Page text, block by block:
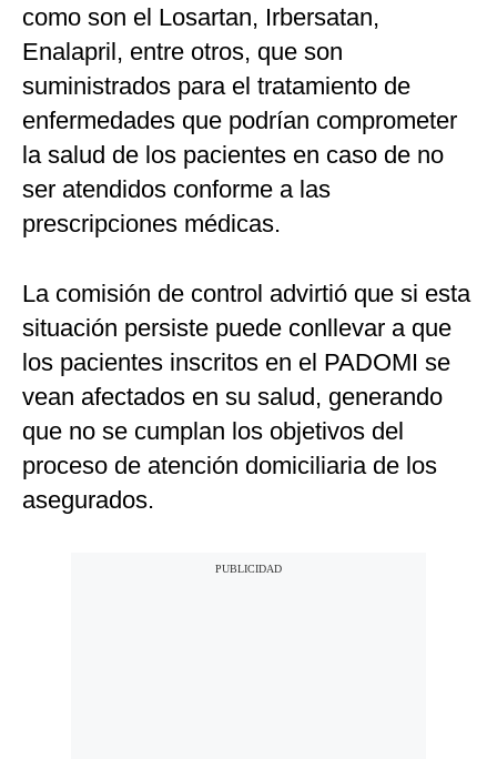
como son el Losartan, Irbersatan,
Enalapril, entre otros, que son
suministrados para el tratamiento de
enfermedades que podrían comprometer
la salud de los pacientes en caso de no
ser atendidos conforme a las
prescripciones médicas.
La comisión de control advirtió que si esta
situación persiste puede conllevar a que
los pacientes inscritos en el PADOMI se
vean afectados en su salud, generando
que no se cumplan los objetivos del
proceso de atención domiciliaria de los
asegurados.